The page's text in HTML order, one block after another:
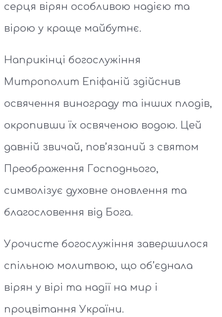
серця вірян особливою надією та
вірою у краще майбутнє.
Наприкінці богослужіння
Митрополит Епіфаній здійснив
освячення винограду та інших плодів,
окропивши їх освяченою водою. Цей
давній звичай, пов’язаний з святом
Преображення Господнього,
символізує духовне оновлення та
благословення від Бога.
Урочисте богослужіння завершилося
спільною молитвою, що об’єднала
вірян у вірі та надії на мир і
процвітання України.